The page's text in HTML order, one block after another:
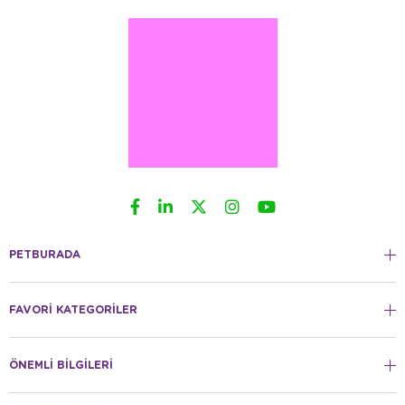
PETBURADA
FAVORİ KATEGORİLER
ÖNEMLİ BİLGİLERİ